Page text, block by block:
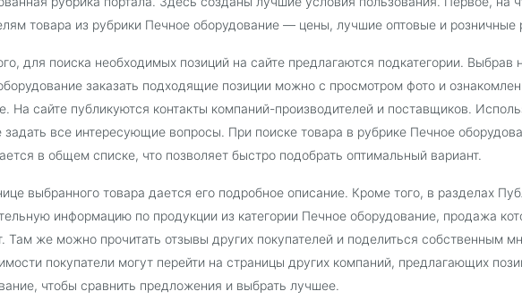
товара из рубрики Печное оборудование — цены, лучшие оптовые и розничные
для поиска необходимых позиций на сайте предлагаются подкатегории. Выбрав
заказать подходящие позиции можно с просмотром фото и
На сайте публикуются контакты компаний-производителей и поставщиков.
все интересующие вопросы. При поиске товара в рубрике Печное
в общем списке, что позволяет быстро подобрать оптимальный вариант.
выбранного товара дается его подробное описание. Кроме того, в разделах
информацию по продукции из категории Печное оборудование, продажа
Там же можно прочитать отзывы других покупателей и поделиться собственным
покупатели могут перейти на страницы других компаний, предлагающих
чтобы сравнить предложения и выбрать лучшее.